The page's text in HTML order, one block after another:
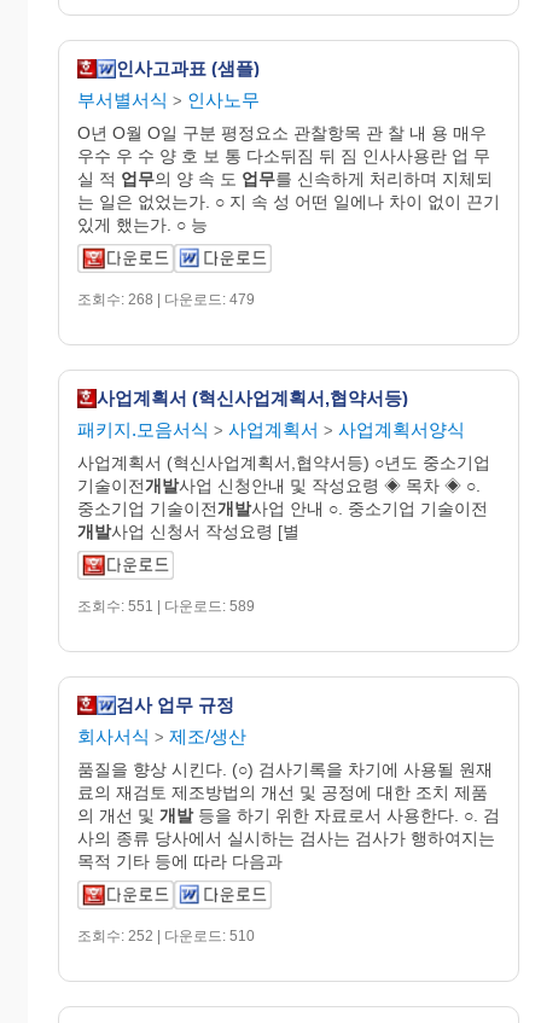
인사고과표 (샘플)
부서별서식 > 인사노무
O년 O월 O일 구분 평정요소 관찰항목 관 찰 내 용 매우
우수 우 수 양 호 보 통 다소뒤짐 뒤 짐 인사사용란 업 무
실 적 업무의 양 속 도 업무를 신속하게 처리하며 지체되
는 일은 없었는가. ○ 지 속 성 어떤 일에나 차이 없이 끈기
있게 했는가. ○ 능
조회수: 268 | 다운로드: 479
사업계획서 (혁신사업계획서,협약서등)
패키지.모음서식 > 사업계획서 > 사업계획서양식
사업계획서 (혁신사업계획서,협약서등) ○년도 중소기업
기술이전개발사업 신청안내 및 작성요령 ◈ 목차 ◈ ○.
중소기업 기술이전개발사업 안내 ○. 중소기업 기술이전
개발사업 신청서 작성요령 [별
조회수: 551 | 다운로드: 589
검사 업무 규정
회사서식 > 제조/생산
품질을 향상 시킨다. (○) 검사기록을 차기에 사용될 원재
료의 재검토 제조방법의 개선 및 공정에 대한 조치 제품
의 개선 및 개발등을 하기 위한 자료로서 사용한다. ○. 검
사의 종류 당사에서 실시하는 검사는 검사가 행하여지는
목적 기타 등에 따라 다음과
조회수: 252 | 다운로드: 510